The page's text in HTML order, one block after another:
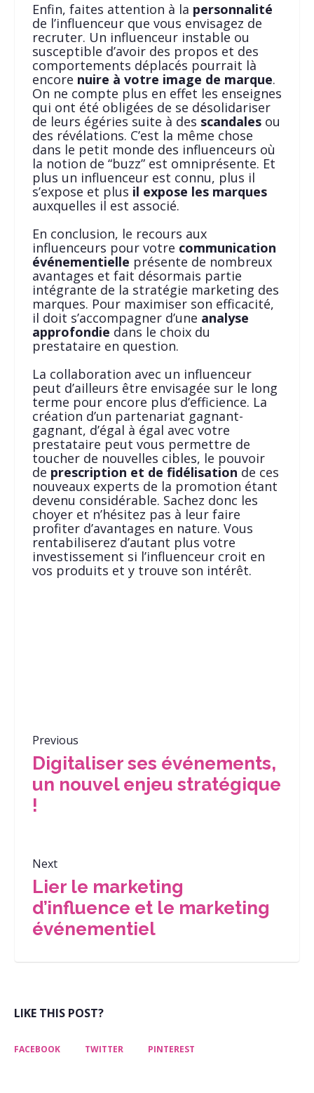
Enfin, faites attention à la personnalité
de l’influenceur que vous envisagez de
recruter. Un influenceur instable ou
susceptible d’avoir des propos et des
comportements déplacés pourrait là
encore nuire à votre image de marque.
On ne compte plus en effet les enseignes
qui ont été obligées de se désolidariser
de leurs égéries suite à des scandalesou
des révélations. C’est la même chose
dans le petit monde des influenceurs où
la notion de “buzz” est omniprésente. Et
plus un influenceur est connu, plus il
s’expose et plus il expose les marques
auxquelles il est associé.
En conclusion, le recours aux
influenceurs pour votre communication
événementielle présente de nombreux
avantages et fait désormais partie
intégrante de la stratégie marketing des
marques. Pour maximiser son efficacité,
il doit s’accompagner d’une analyse
approfondie dans le choix du
prestataire en question.
La collaboration avec un influenceur
peut d’ailleurs être envisagée sur le long
terme pour encore plus d’efficience. La
création d’un partenariat gagnant-
gagnant, d’égal à égal avec votre
prestataire peut vous permettre de
toucher de nouvelles cibles, le pouvoir
de prescription et de fidélisation de ces
nouveaux experts de la promotion étant
devenu considérable. Sachez donc les
choyer et n’hésitez pas à leur faire
profiter d’avantages en nature. Vous
rentabiliserez d’autant plus votre
investissement si l’influenceur croit en
vos produits et y trouve son intérêt.
Previous
Digitaliser ses événements,
un nouvel enjeu stratégique
!
Next
Lier le marketing
d’influence et le marketing
événementiel
LIKE THIS POST?
FACEBOOK TWITTER PINTEREST